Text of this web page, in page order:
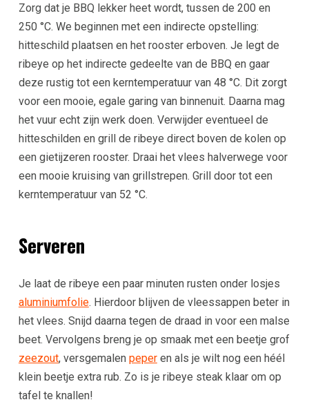
Zorg dat je BBQ lekker heet wordt, tussen de 200 en
250 °C. We beginnen met een indirecte opstelling:
hitteschild plaatsen en het rooster erboven. Je legt de
ribeye op het indirecte gedeelte van de BBQ en gaar
deze rustig tot een kerntemperatuur van 48 °C. Dit zorgt
voor een mooie, egale garing van binnenuit. Daarna mag
het vuur echt zijn werk doen. Verwijder eventueel de
hitteschilden en grill de ribeye direct boven de kolen op
een gietijzeren rooster. Draai het vlees halverwege voor
een mooie kruising van grillstrepen. Grill door tot een
kerntemperatuur van 52 °C.
Serveren
Je laat de ribeye een paar minuten rusten onder losjes
aluminiumfolie. Hierdoor blijven de vleessappen beter in
het vlees. Snijd daarna tegen de draad in voor een malse
beet. Vervolgens breng je op smaak met een beetje grof
zeezout, versgemalen peperen als je wilt nog een héél
klein beetje extra rub. Zo is je ribeye steak klaar om op
tafel te knallen!